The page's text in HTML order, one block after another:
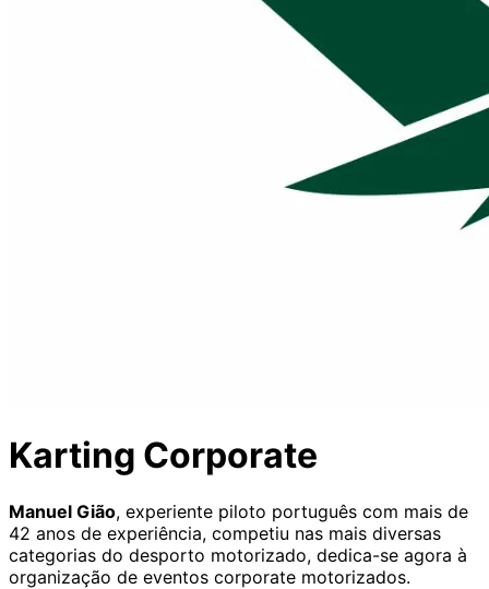
Karting Corporate
Manuel Gião, experiente piloto português com mais de
42 anos de experiência, competiu nas mais diversas
categorias do desporto motorizado, dedica-se agora à
organização de eventos corporate motorizados.